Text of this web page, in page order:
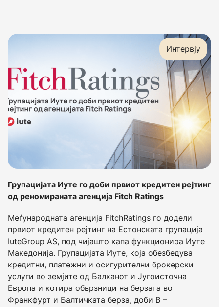
Групацијата Иуте го доби првиот кредитен рејтинг
од реномираната агенција Fitch Ratings
Меѓународната агенција FitchRatings го додели
првиот кредитен рејтинг на Естонската групација
IuteGroup AS, под чијашто капа функционира Иуте
Македонија. Групацијата Иуте, која обезбедува
кредитни, платежни и осигурителни брокерски
услуги во земјите од Балканот и Југоисточна
Европа и котира обврзници на берзата во
Франкфурт и Балтичката берза, доби B –
Интервју